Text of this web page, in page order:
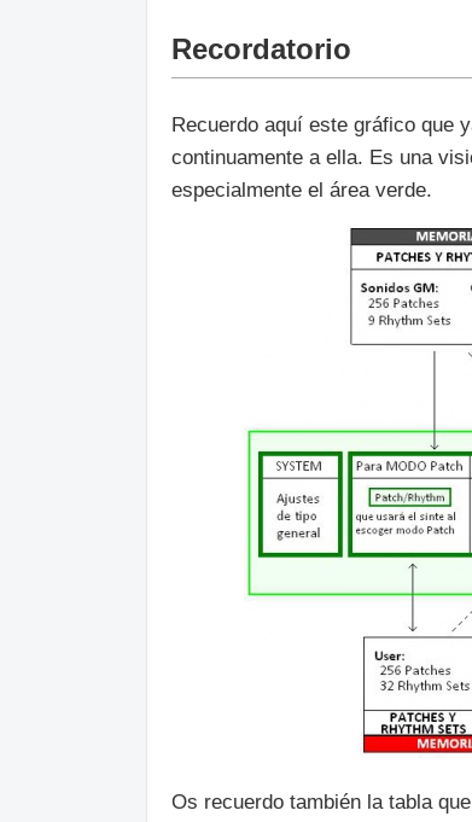
Recordatorio
Recuerdo aquí este gráfico que
continuamente a ella. Es una
especialmente el área verde.
Os recuerdo también la tabla